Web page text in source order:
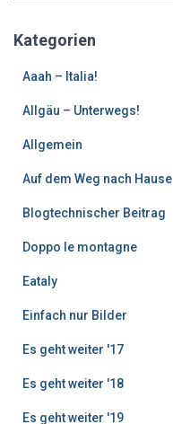
e
Kategorien
Aaah – Italia!
Allgäu – Unterwegs!
Allgemein
Auf dem Weg nach Hause
Blogtechnischer Beitrag
Doppo le montagne
Eataly
Einfach nur Bilder
Es geht weiter '17
Es geht weiter '18
Es geht weiter '19